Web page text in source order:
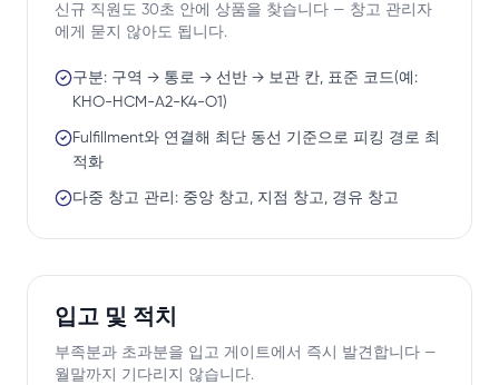
신규 직원도 30초 안에 상품을 찾습니다 — 창고 관리자
에게 묻지 않아도 됩니다.
구분: 구역 → 통로 → 선반 → 보관 칸, 표준 코드(예:
KHO-HCM-A2-K4-O1)
Fulfillment와 연결해 최단 동선 기준으로 피킹 경로 최
적화
다중 창고 관리: 중앙 창고, 지점 창고, 경유 창고
입고 및 적치
부족분과 초과분을 입고 게이트에서 즉시 발견합니다 —
월말까지 기다리지 않습니다.